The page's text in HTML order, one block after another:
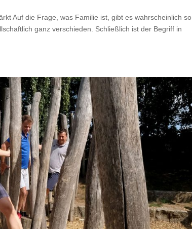
Auf die Frage, was Familie ist, gibt es wahrscheinlich so
ganz verschieden. Schließlich ist der Begriff in